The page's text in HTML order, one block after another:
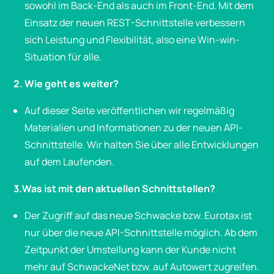
sowohl im Back-End als auch im Front-End. Mit dem
Einsatz der neuen REST-Schnittstelle verbessern
sich Leistung und Flexibilität, also eine Win-win-
Situation für alle.
2. Wie geht es weiter?
Auf dieser Seite veröffentlichen wir regelmäßig
Materialien und Informationen zu der neuen API-
Schnittstelle. Wir halten Sie über alle Entwicklungen
auf dem Laufenden.
3.Was ist mit den aktuellen Schnittstellen?
Der Zugriff auf das neue Schwacke bzw. Eurotax ist
nur über die neue API-Schnittstelle möglich. Ab dem
Zeitpunkt der Umstellung kann der Kunde nicht
mehr auf SchwackeNet bzw. auf Autowert zugreifen.